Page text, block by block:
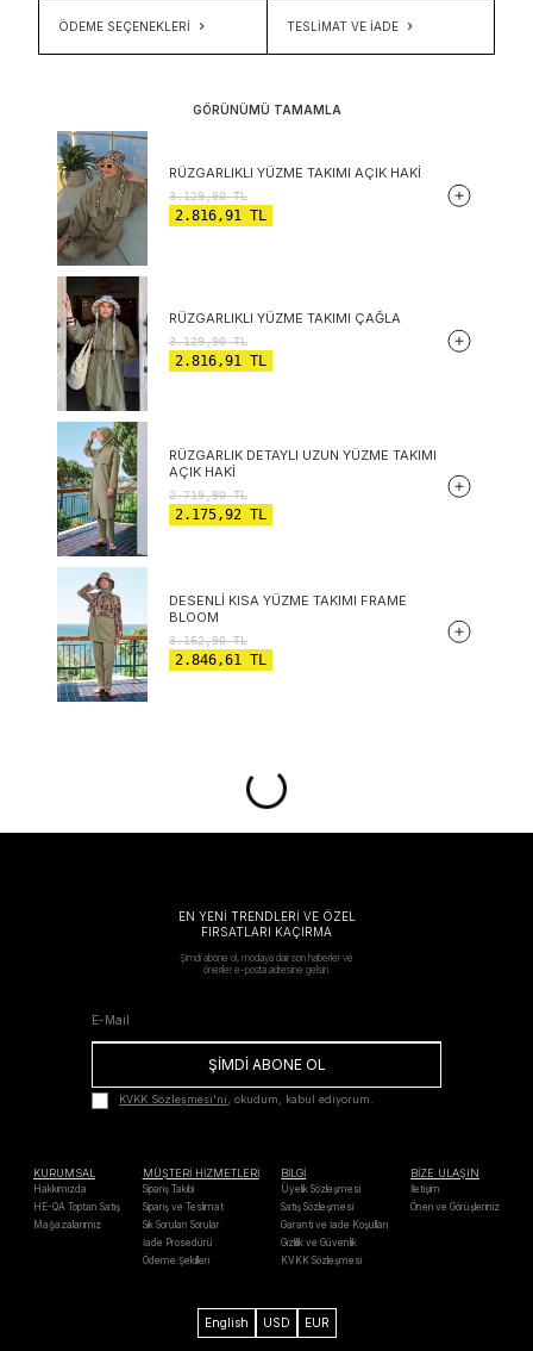
ÖDEME SEÇENEKLERI TESLIMAT VE İADE
GÖRÜNÜMÜ TAMAMLA
RÜZGARLIKLI YÜZME TAKIMI AÇIK HAKI
3.129,90TL
2.816,91 TL
RÜZGARLIKLI YÜZME TAKIMI ÇAĞLA
3.129,90TL
2.816,91 TL
RÜZGARLIK DETAYLI UZUN YÜZME TAKIMI
AÇIK HAKI
2.719,90TL
2.175,92 TL
DESENLI KISA YÜZME TAKIMI FRAME
BLOOM
3.162,90TL
2.846,61 TL
EN YENİ TRENDLERİ VE ÖZEL
FIRSATLARI KAÇIRMA
Şimdi abone ol, modaya dair son haberler ve
öneriler e-posta adresine gelsin.
ŞİMDİ ABONE OL
KVKK Sözleşmesi'ni, okudum, kabul ediyorum.
KURUMSAL
Hakkımızda
HE-QA Toptan Satış
Mağazalarımız
MÜŞTERİ HİZMETLERİ
Sipariş Takibi
Sipariş ve Teslimat
Sık Sorulan Sorular
İade Prosedürü
Ödeme Şekilleri
BİLGİ
Üyelik Sözleşmesi
Satış Sözleşmesi
Garanti ve İade Koşulları
Gizlilik ve Güvenlik
KVKK Sözleşmesi
BİZE ULAŞIN
İletişim
Öneri ve Görüşleriniz
English USD EUR